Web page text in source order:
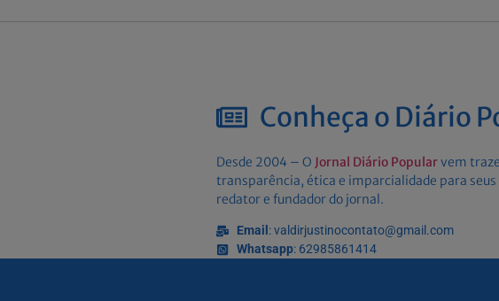
Conheça o Diário
Desde 2004 – O Jornal Diário Popularvem
transparência, ética e imparcialidade para
redator e fundador do jornal.
Email : valdirjustinocontato@gmail.com
Whatsapp: 62985861414